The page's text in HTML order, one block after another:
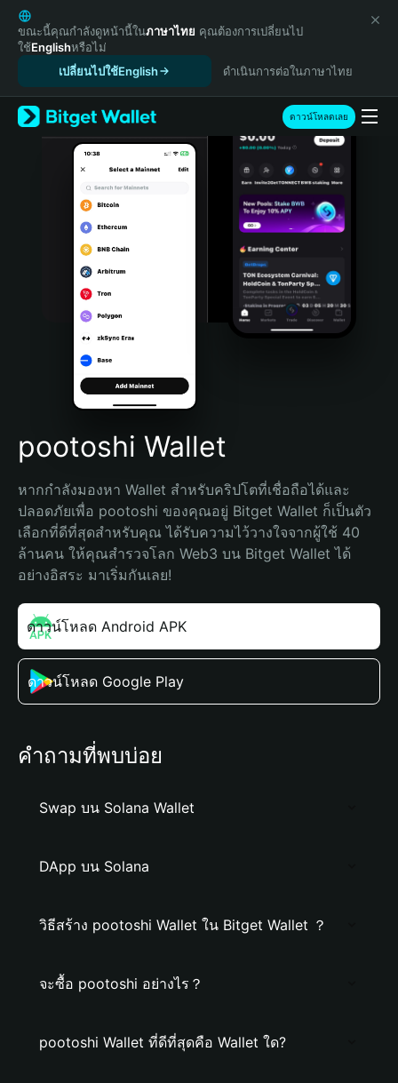
English
日本語
Tiếng Việt
Español (Latinoamérica)
Türkçe
Italiano
Português (Portugal)
Bahasa Indonesia
Português (Brasil)
Español (Argentina)
ขณะนี้คุณกำลังดูหน้านี้ในภาษาไทย คุณต้องการเปลี่ยนไป
ใช้Englishหรือไม่
เปลี่ยนไปใช้English
ดำเนินการต่อในภาษาไทย
ดาวน์โหลดเลย
pootoshi Wallet
หากกำลังมองหา Wallet สำหรับคริปโตที่เชื่อถือได้และ
ปลอดภัยเพื่อ pootoshi ของคุณอยู่ Bitget Wallet ก็เป็นตัว
เลือกที่ดีที่สุดสำหรับคุณ ได้รับความไว้วางใจจากผู้ใช้ 40
ล้านคน ให้คุณสำรวจโลก Web3 บน Bitget Wallet ได้
อย่างอิสระ มาเริ่มกันเลย!
ดาวน์โหลด Android APK
ดาวน์โหลด Google Play
คำถามที่พบบ่อย
Swap บน Solana Wallet
DApp บน Solana
วิธีสร้าง pootoshi Wallet ใน Bitget Wallet ？
จะซื้อ pootoshi อย่างไร？
pootoshi Wallet ที่ดีที่สุดคือ Wallet ใด?